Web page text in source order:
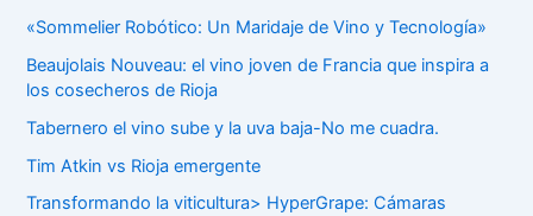
«Sommelier Robótico: Un Maridaje de Vino y Tecnología»
Beaujolais Nouveau: el vino joven de Francia que inspira a
los cosecheros de Rioja
Tabernero el vino sube y la uva baja-No me cuadra.
Tim Atkin vs Rioja emergente
Transformando la viticultura> HyperGrape: Cámaras